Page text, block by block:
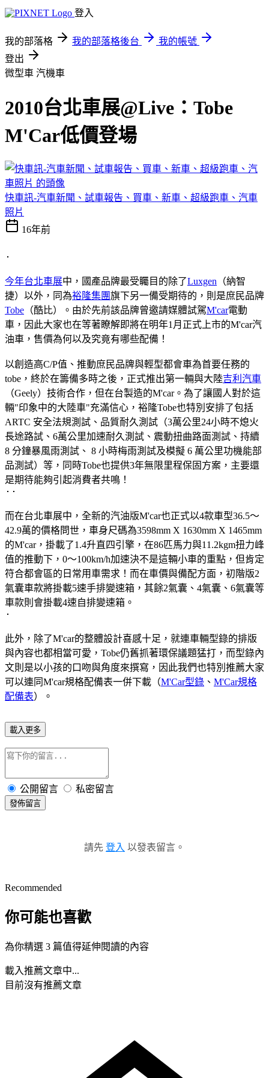
登入
我的部落格 我的部落格後台
我的帳號
登出
微型車 汽機車
2010台北車展@Live：Tobe
M'Car低價登場
快車訊-汽車新聞、試車報告、買車、新車、超級跑車、汽車
照片
16年前
今年台北車展中，國產品牌最受矚目的除了Luxgen （納智
捷）以外，同為裕隆集團旗下另一備受期待的，則是庶民品牌
Tobe （酷比）。由於先前該品牌曾邀請媒體試駕M'car電動
車，因此大家也在等著瞭解即將在明年1月正式上市的M'car汽
油車，售價為何以及究竟有哪些配備！
以創造高C/P值、推動庶民品牌與輕型都會車為首要任務的
tobe，終於在籌備多時之後，正式推出第一輛與大陸吉利汽車
（Geely）技術合作，但在台製造的M'car。為了讓國人對於這
輛"印象中的大陸車"充滿信心，裕隆Tobe也特別安排了包括
ARTC 安全法規測試、品質耐久測試（3萬公里24小時不熄火
長途路試、6萬公里加速耐久測試、震動扭曲路面測試、持續
8 分鐘暴風雨測試、 8 小時梅雨測試及模擬 6 萬公里功機能部
品測試）等，同時Tobe也提供3年無限里程保固方案，主要還
是期待能夠引起消費者共鳴！
而在台北車展中，全新的汽油版M'car也正式以4款車型36.5～
42.9萬的價格問世，車身尺碼為3598mm X 1630mm X 1465mm
的M'car，掛載了1.4升直四引擎，在86匹馬力與11.2kgm扭力峰
值的推動下，0～100km/h加速決不是這輛小車的重點，但肯定
符合都會區的日常用車需求！而在車價與備配方面，初階版2
氣囊車款將掛載5速手排變速箱，其餘2氣囊、4氣囊、6氣囊等
車款則會掛載4速自排變速箱。
此外，除了M'car的整體設計喜感十足，就連車輛型錄的排版
與內容也都相當可愛，Tobe仍舊抓著環保議題猛打，而型錄內
文則是以小孩的口吻與角度來撰寫，因此我們也特別推薦大家
可以連同M'car規格配備表一併下載（M'Car型錄 、 M'Car規格
配備表）。
載入更多
公開留言 私密留言
發佈留言
請先 登入 以發表留言。
Recommended
你可能也喜歡
為你精選 3 篇值得延伸閱讀的內容
載入推薦文章中...
目前沒有推薦文章